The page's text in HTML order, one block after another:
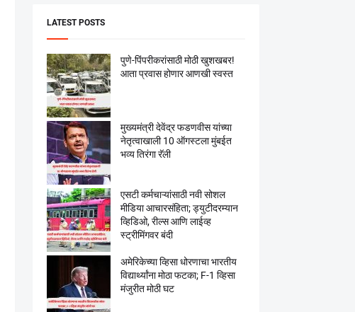
LATEST POSTS
पुणे-पिंपरीकरांसाठी मोठी खुशखबर!
आता प्रवास होणार आणखी स्वस्त
मुख्यमंत्री देवेंद्र फडणवीस यांच्या
नेतृत्वाखाली 10 ऑगस्टला मुंबईत
भव्य तिरंगा रॅली
एसटी कर्मचाऱ्यांसाठी नवी सोशल
मीडिया आचारसंहिता; ड्युटीदरम्यान
व्हिडिओ, रील्स आणि लाईव्ह
स्ट्रीमिंगवर बंदी
अमेरिकेच्या व्हिसा धोरणाचा भारतीय
विद्यार्थ्यांना मोठा फटका; F-1 व्हिसा
मंजुरीत मोठी घट